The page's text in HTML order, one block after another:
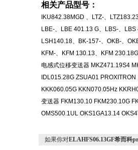
相关产品型号：
IKU842.38MGD 、 LTZ-、
LBE-、 LBE 401.13 G、 LBS-、
LBS
LSH140.18、 BK-157-、 OKB-、
KFM-、 KFM 130.13、
KFM
电感式位移变送器 MKZ471.19S4
IDL015.28G ZSUA01
KKK060.05G KKN070.05Hz
变送器 FKM130.10 FKM230.10G
OMS500.1UL OKS1GA13.14
如果你对ELAHFS06.13GF希而科